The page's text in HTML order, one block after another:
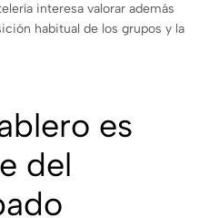
interesa valorar además
habitual de los grupos y la
es
del